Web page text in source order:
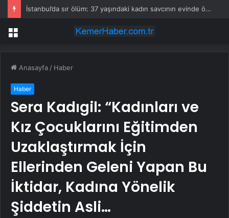
İstanbul’da sır ölüm: 37 yaşındaki kadın savcının evinde ölü bulundu!
Menü
Anasayfa / Haber
Haber
Sera Kadıgil: “Kadınları ve
Kız Çocuklarını Eğitimden
Uzaklaştırmak İçin
Ellerinden Geleni Yapan Bu
İktidar, Kadına Yönelik
Şiddetin Asli…